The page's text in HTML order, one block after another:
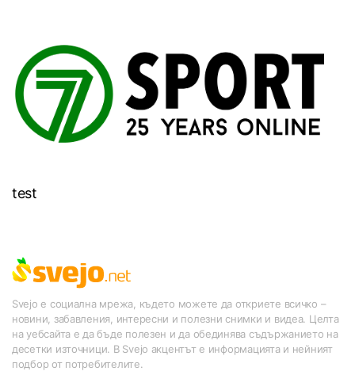
test
Svejo е социална мрежа, където можете да откриете всичко –
новини, забавления, интересни и полезни снимки и видеа. Целта
на уебсайта е да бъде полезен и да обединява съдържанието на
десетки източници. В Svejo акцентът е информацията и нейният
подбор от потребителите.